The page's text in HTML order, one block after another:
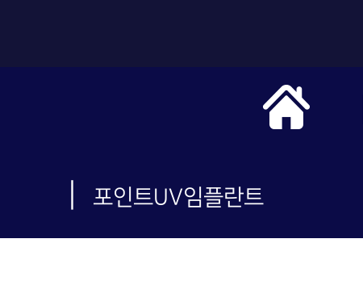
포인트UV임플란트